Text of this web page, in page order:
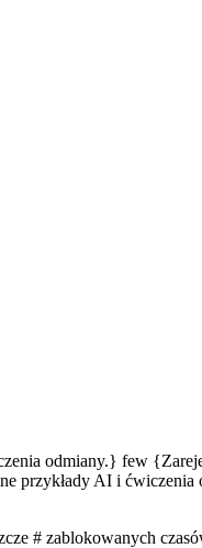
odmiany.} few
AI i
# zablokowanych